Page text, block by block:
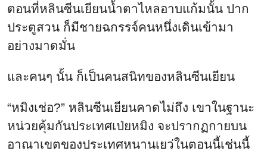
ตอนที่หลินซีนเยียนน้ำตาไหลอาบแก้มนั้น ปาก
ประตูสวน ก็มีชายฉกรรจ์คนหนึ่งเดินเข้ามา
อย่างมาดมั่น